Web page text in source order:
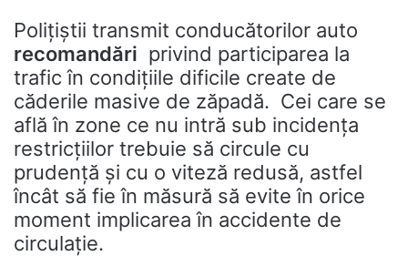
Polițiștii transmit conducătorilor auto
recomandări privind participarea la
trafic în condițiile dificile create de
căderile masive de zăpadă. Cei care se
află în zone ce nu intră sub incidenţa
restricţiilor trebuie să circule cu
prudenţă şi cu o viteză redusă, astfel
încât să fie în măsură să evite în orice
moment implicarea în accidente de
circulaţie.